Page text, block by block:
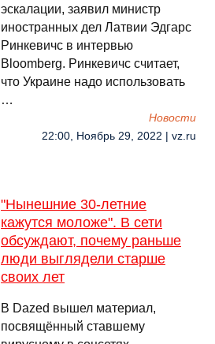
эскалации, заявил министр
иностранных дел Латвии Эдгарс
Ринкевичс в интервью
Bloomberg. Ринкевичс считает,
что Украине надо использовать
…
Новости
22:00, Ноябрь 29, 2022 | vz.ru
"Нынешние 30-летние
кажутся моложе". В сети
обсуждают, почему раньше
люди выглядели старше
своих лет
В Dazed вышел материал,
посвящённый ставшему